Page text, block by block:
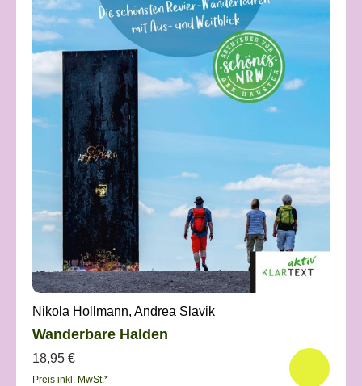
Nikola Hollmann, Andrea Slavik
Wanderbare Halden
18,95 €
Preis inkl. MwSt.*